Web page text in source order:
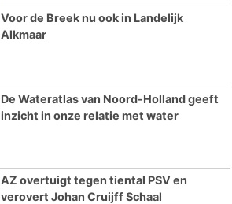
Voor de Breek nu ook in Landelijk
Alkmaar
De Wateratlas van Noord-Holland geeft
inzicht in onze relatie met water
AZ overtuigt tegen tiental PSV en
verovert Johan Cruijff Schaal